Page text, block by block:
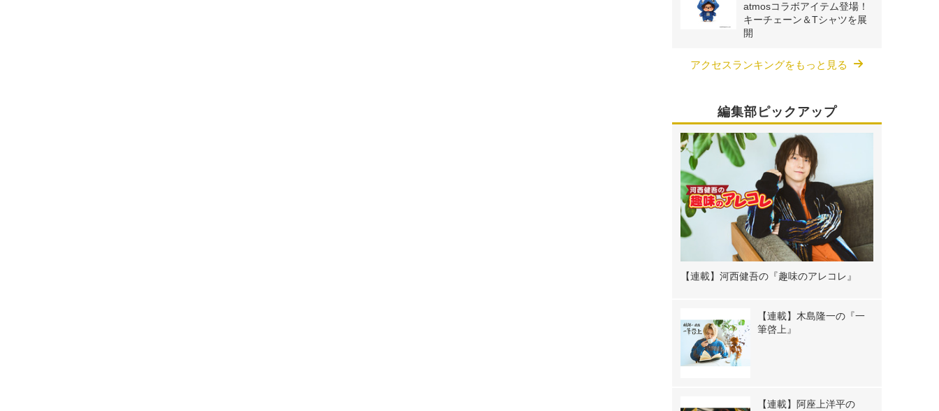
atmosコラボアイテム登場！
キーチェーン＆Tシャツを展
開
アクセスランキングをもっと見る
編集部ピックアップ
【連載】河西健吾の『趣味のアレコレ』
【連載】木島隆一の『一
筆啓上』
【連載】阿座上洋平の